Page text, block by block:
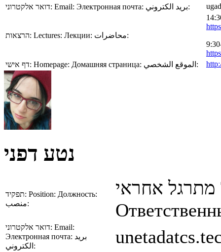
דואר אלקטרוני: Email: Электронная почта: بريد الكتروني:
הרצאות: Lectures: Лекции: محاضرات:
דף אישי: Homepage: Домашняя страница: الموقع الشخصي:
נטע דפני
תפקיד: Position: Должность:
منصب:
מתרגל אחראי
דואר אלקטרוני: Email:
Электронная почта: بريد
الكتروني: